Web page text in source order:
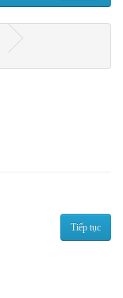
Tiếp tục